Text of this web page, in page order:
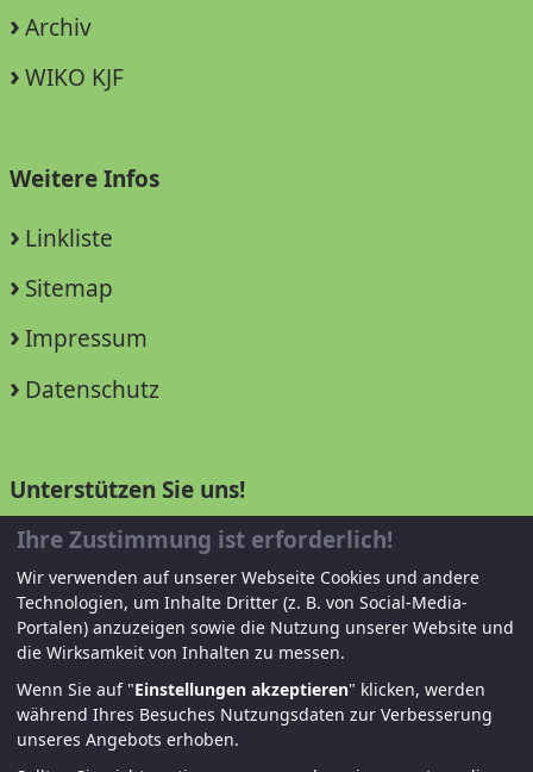
Archiv
WIKO KJF
Weitere Infos
Linkliste
Sitemap
Impressum
Datenschutz
Unterstützen Sie uns!
Mitglied werden
Spenden und helfen
Ihre Zustimmung ist erforderlich!
Wir verwenden auf unserer Webseite Cookies und andere
Technologien, um Inhalte Dritter (z. B. von Social-Media-
Portalen) anzuzeigen sowie die Nutzung unserer Website und
die Wirksamkeit von Inhalten zu messen.
Wenn Sie auf "Einstellungen akzeptieren" klicken, werden
während Ihres Besuches Nutzungsdaten zur Verbesserung
unseres Angebots erhoben.